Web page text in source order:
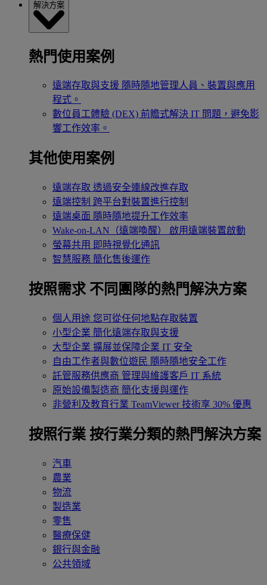
解決方案
熱門使用案例
遠端存取與支援 隨時隨地管理人員、裝置與應用
程式。
數位員工體驗 (DEX) 前瞻式解決 IT 問題，避免影
響工作效率。
其他使用案例
遠端存取 透過安全連線改進存取
遠端控制 跨平台對裝置進行控制
遠端桌面 隨時隨地提升工作效率
Wake-on-LAN（遠端喚醒）
啟用遠端裝置啟動
螢幕共用 即時視覺化通訊
智慧服務 簡化售後運作
按照需求 不同團隊的熱門解決方案
個人用途 您可從任何地點存取裝置
小型企業 簡化遠端存取與支援
大型企業 擴展並保障企業 IT 安全
自由工作者與數位遊民 隨時隨地安全工作
託管服務供應商 管理與維護客戶 IT 系統
原始設備製造商 簡化支援與運作
非營利及教育行業 TeamViewer 技術享 30% 優惠
按照行業 按行業分類的熱門解決方案
汽車
農業
物流
製造業
零售
醫療保健
銀行與金融
公共領域